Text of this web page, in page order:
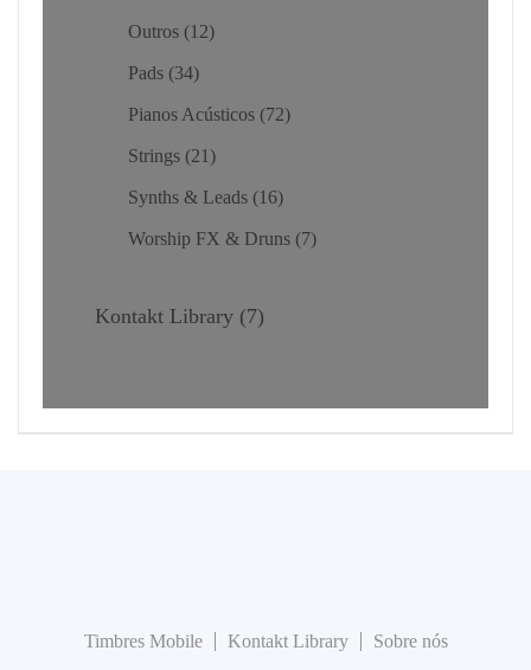
Outros 12
Pads 34
Pianos Acústicos 72
Strings 21
Synths & Leads 16
Worship FX & Druns 7
Kontakt Library 7
Timbres Mobile Kontakt Library Sobre nós